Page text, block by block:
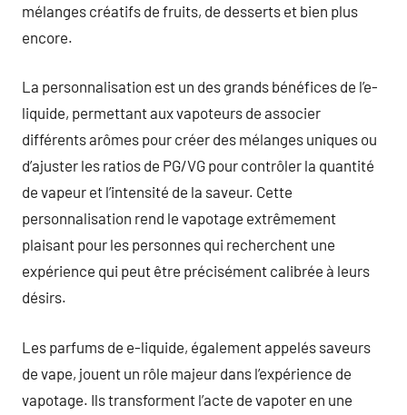
mélanges créatifs de fruits, de desserts et bien plus
encore.
La personnalisation est un des grands bénéfices de l’e-
liquide, permettant aux vapoteurs de associer
différents arômes pour créer des mélanges uniques ou
d’ajuster les ratios de PG/VG pour contrôler la quantité
de vapeur et l’intensité de la saveur. Cette
personnalisation rend le vapotage extrêmement
plaisant pour les personnes qui recherchent une
expérience qui peut être précisément calibrée à leurs
désirs.
Les parfums de e-liquide, également appelés saveurs
de vape, jouent un rôle majeur dans l’expérience de
vapotage. Ils transforment l’acte de vapoter en une